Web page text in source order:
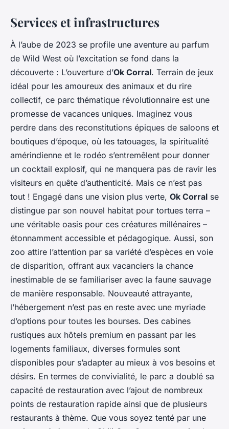
Services et infrastructures
À l’aube de 2023 se profile une aventure au parfum
de Wild West où l’excitation se fond dans la
découverte : L’ouverture d’Ok Corral. Terrain de jeux
idéal pour les amoureux des animaux et du rire
collectif, ce parc thématique révolutionnaire est une
promesse de vacances uniques. Imaginez vous
perdre dans des reconstitutions épiques de saloons et
boutiques d’époque, où les tatouages, la spiritualité
amérindienne et le rodéo s’entremêlent pour donner
un cocktail explosif, qui ne manquera pas de ravir les
visiteurs en quête d’authenticité. Mais ce n’est pas
tout ! Engagé dans une vision plus verte, Ok Corral se
distingue par son nouvel habitat pour tortues terra –
une véritable oasis pour ces créatures millénaires –
étonnamment accessible et pédagogique. Aussi, son
zoo attire l’attention par sa variété d’espèces en voie
de disparition, offrant aux vacanciers la chance
inestimable de se familiariser avec la faune sauvage
de manière responsable. Nouveauté attrayante,
l’hébergement n’est pas en reste avec une myriade
d’options pour toutes les bourses. Des cabines
rustiques aux hôtels premium en passant par les
logements familiaux, diverses formules sont
disponibles pour s’adapter au mieux à vos besoins et
désirs. En termes de convivialité, le parc a doublé sa
capacité de restauration avec l’ajout de nombreux
points de restauration rapide ainsi que de plusieurs
restaurants à thème. Que vous soyez tenté par une